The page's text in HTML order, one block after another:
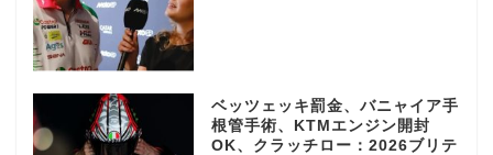
ベッツェッキ罰金、バニャイア手
根管手術、KTMエンジン開封
OK、クラッチロー：2026ブリテ